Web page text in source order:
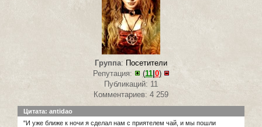
Группа: Посетители
Репутация:
(11| 0)
Публикаций: 11
Комментариев: 4 259
Цитата: antidao
"И уже ближе к ночи я сделал нам с приятелем чай, и мы пошли